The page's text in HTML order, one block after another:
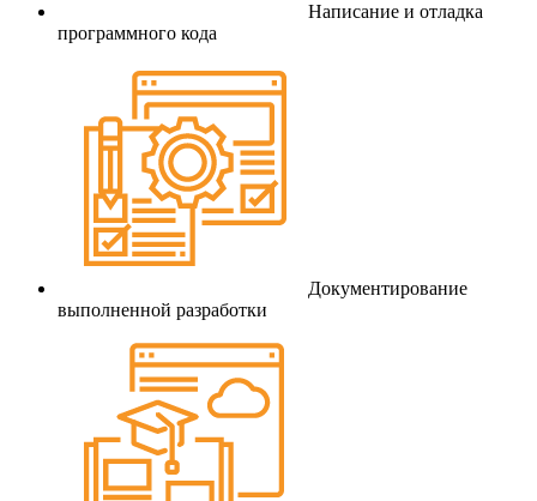
Написание и отладка
программного кода
Документирование
выполненной разработки